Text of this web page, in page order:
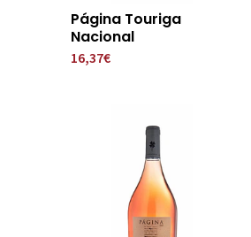
Página Touriga
Nacional
16,37€